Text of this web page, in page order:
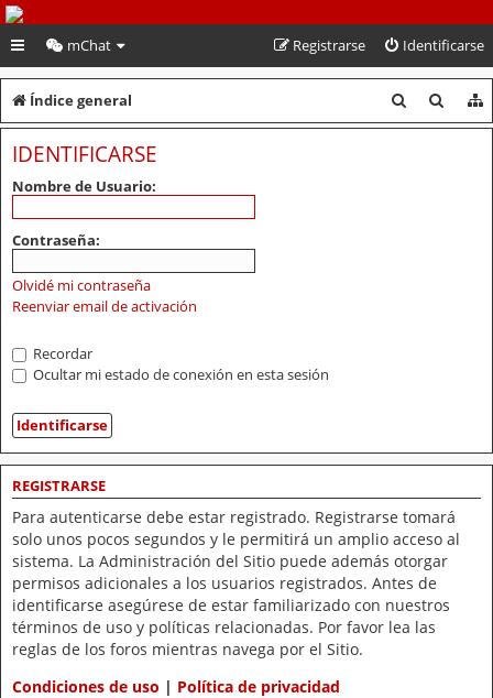
PeruVoley.com
mChat Identificarse
Registrarse
Índice general
u
u
IDENTIFICARSE
Nombre de Usuario:
Contraseña:
Olvidé mi contraseña
Reenviar email de activación
Recordar
Ocultar mi estado de conexión en esta sesión
REGISTRARSE
Para autenticarse debe estar registrado. Registrarse tomará
solo unos pocos segundos y le permitirá un amplio acceso al
sistema. La Administración del Sitio puede además otorgar
permisos adicionales a los usuarios registrados. Antes de
identificarse asegúrese de estar familiarizado con nuestros
términos de uso y políticas relacionadas. Por favor lea las
reglas de los foros mientras navega por el Sitio.
Condiciones de uso | Política de privacidad